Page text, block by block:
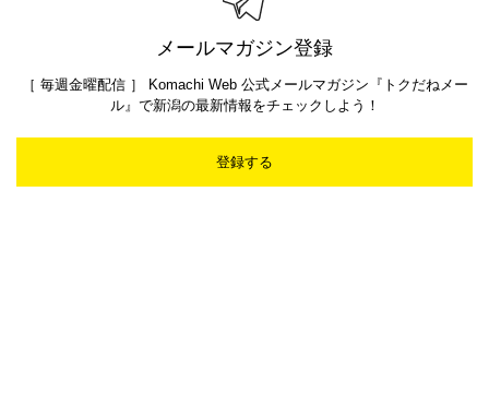
メールマガジン登録
［ 毎週金曜配信 ］ Komachi Web 公式メールマガジン『トクだねメー
ル』で新潟の最新情報をチェックしよう！
登録する